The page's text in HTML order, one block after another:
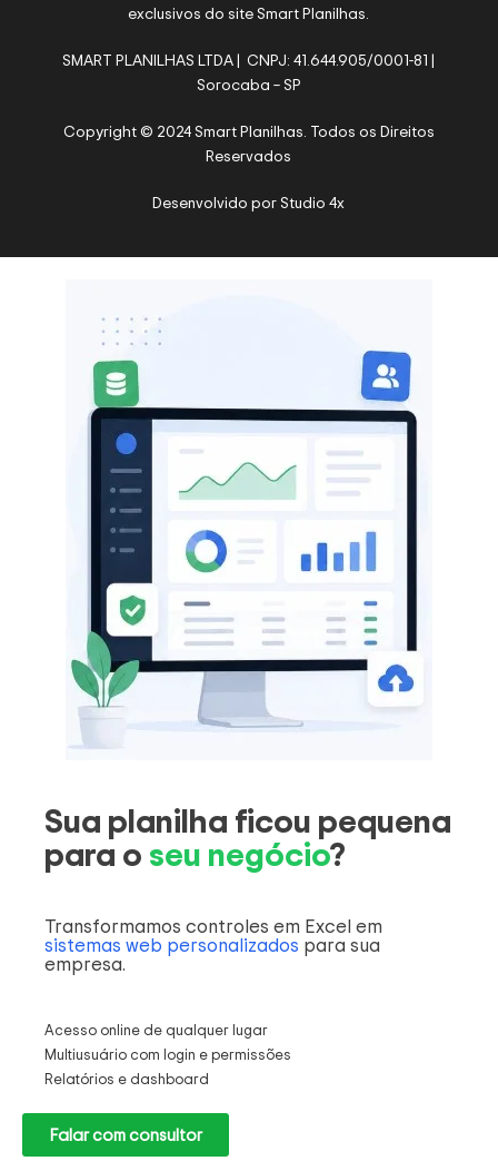
exclusivos do site Smart Planilhas.
SMART PLANILHAS LTDA | CNPJ: 41.644.905/0001-81 |
Sorocaba – SP
Copyright © 2024 Smart Planilhas. Todos os Direitos
Reservados
Desenvolvido porStudio 4x
Sua planilha ficou pequena
para oseu negócio?
Transformamos controles em Excel em
sistemas web personalizados para sua
empresa.
Acesso online de qualquer lugar
Multiusuário com login e permissões
Relatórios e dashboard
Falar com consultor